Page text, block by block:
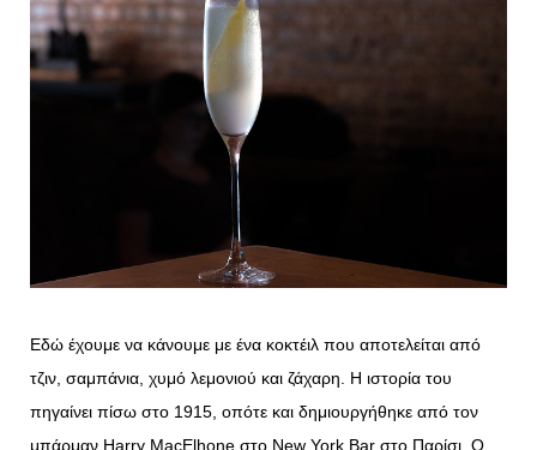
Εδώ έχουμε να κάνουμε με ένα κοκτέιλ που αποτελείται από
τζιν, σαμπάνια, χυμό λεμονιού και ζάχαρη. Η ιστορία του
πηγαίνει πίσω στο 1915, οπότε και δημιουργήθηκε από τον
μπάρμαν Harry MacElhone στο New York Bar στο Παρίσι. Ο